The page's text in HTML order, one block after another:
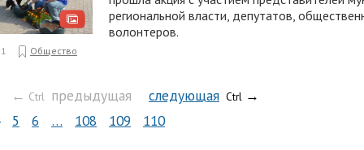
региональной власти, депутатов,
волонтеров.
Общество
← Ctrl предыдущая следующая Ctrl →
5
6 … 108 109 110